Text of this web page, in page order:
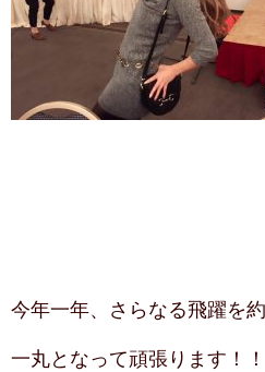
今年一年、さらなる飛躍を
一丸となって頑張ります！！